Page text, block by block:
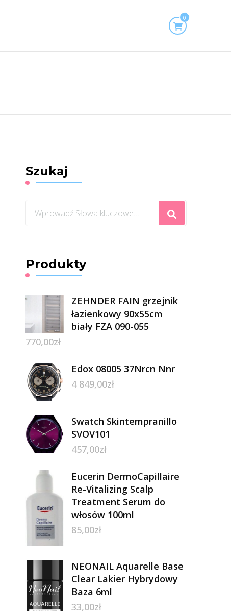
0
Szukaj
Szukasz
Produkty
ZEHNDER FAIN grzejnik
łazienkowy 90x55cm
biały FZA 090-055
770,00zł
Edox 08005 37Nrcn Nnr
4 849,00zł
Swatch Skintempranillo
SVOV101
457,00zł
Eucerin DermoCapillaire
Re-Vitalizing Scalp
Treatment Serum do
włosów 100ml
85,00zł
NEONAIL Aquarelle Base
Clear Lakier Hybrydowy
Baza 6ml
33,00zł